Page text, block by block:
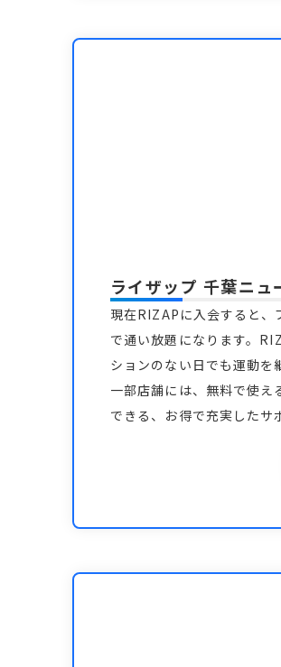
ライザップ 千葉ニュ
現在RIZAPに入会すると
で通い放題になります。
ションのない日でも運動
一部店舗には、無料で使
できる、お得で充実したサ